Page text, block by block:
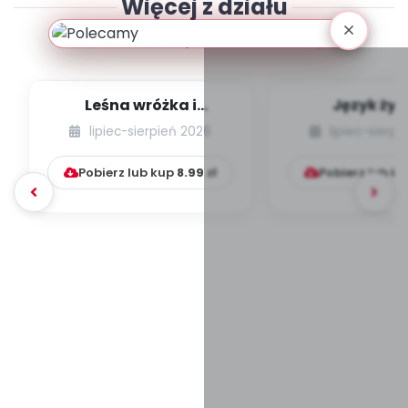
Więcej z działu
Scenariusze zajęć wieloobszarowych
Leśna wróżka i
przyjaciele
lipiec-sierpień 2026
Pobierz lub kup 8.99 zł
Język
Pobierz lub